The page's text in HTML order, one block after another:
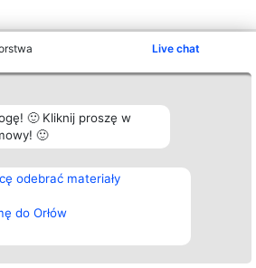
Live chat
🙂 Kliknij proszę w
🙂
odebrać materiały
do Orłów
Plebiscyt
Laureaci
Lista
Laureatów
Polityka
Kontakt